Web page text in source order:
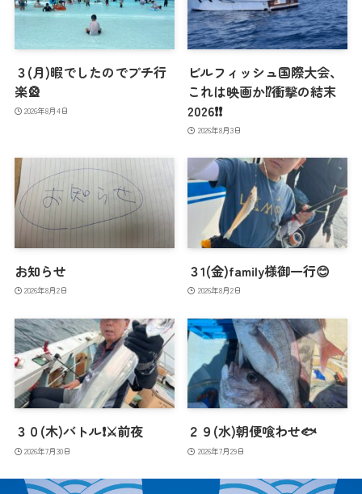
３(月)暇でしたのでプチ行
楽🎡
2026年8月4日
ビルフィッシュ国際大会、
これは映画か⁉️衝撃の結末
2026❗️❗️
2026年8月3日
お知らせ
2026年8月2日
３1(金)family様御一行😊
2026年8月2日
３０(木)バトル❗️⚔️前夜
2026年7月30日
２９(水)朝便喰わせ🐟
2026年7月29日